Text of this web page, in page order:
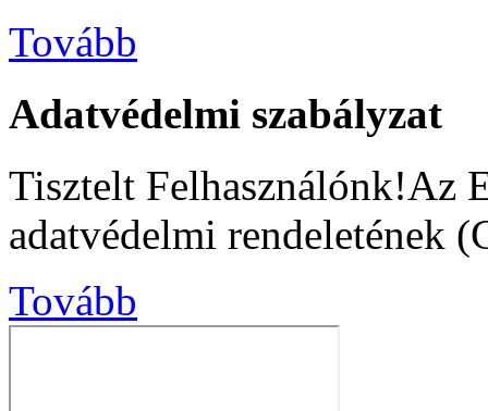
Tovább
Adatvédelmi szabályzat
Tisztelt Felhasználónk!Az
adatvédelmi rendeletének
Tovább